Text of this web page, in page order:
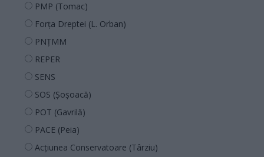
PMP (Tomac)
Forța Dreptei (L. Orban)
PNȚMM
REPER
SENS
SOS (Șoșoacă)
POT (Gavrilă)
PACE (Peia)
Acțiunea Conservatoare (Târziu)